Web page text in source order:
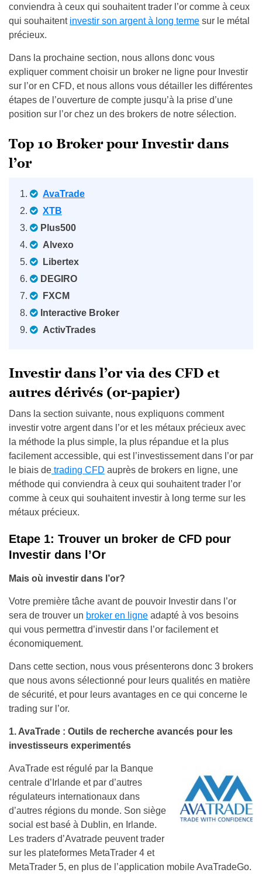
conviendra à ceux qui souhaitent trader l’or comme à ceux
qui souhaitent investir son argent à long terme sur le métal
précieux.
Dans la prochaine section, nous allons donc vous
expliquer comment choisir un broker ne ligne pour Investir
sur l’or en CFD, et nous allons vous détailler les différentes
étapes de l’ouverture de compte jusqu’à la prise d’une
position sur l’or chez un des brokers de notre sélection.
Top 10 Broker pour Investir dans
l’or
AvaTrade
XTB
Plus500
Alvexo
Libertex
DEGIRO
FXCM
Interactive Broker
ActivTrades
Investir dans l’or via des CFD et
autres dérivés (or-papier)
Dans la section suivante, nous expliquons comment
investir votre argent dans l’or et les métaux précieux avec
la méthode la plus simple, la plus répandue et la plus
facilement accessible, qui est l’investissement dans l’or par
le biais de trading CFD auprès de brokers en ligne, une
méthode qui conviendra à ceux qui souhaitent trader l’or
comme à ceux qui souhaitent investir à long terme sur les
métaux précieux.
Etape 1: Trouver un broker de CFD pour
Investir dans l’Or
Mais où investir dans l’or?
Votre première tâche avant de pouvoir Investir dans l’or
sera de trouver un broker en ligne adapté à vos besoins
qui vous permettra d’investir dans l’or facilement et
économiquement.
Dans cette section, nous vous présenterons donc 3 brokers
que nous avons sélectionné pour leurs qualités en matière
de sécurité, et pour leurs avantages en ce qui concerne le
trading sur l’or.
1. AvaTrade : Outils de recherche avancés pour les
investisseurs experimentés
AvaTrade est régulé par la Banque
centrale d’Irlande et par d’autres
régulateurs internationaux dans
d’autres régions du monde. Son siège
social est basé à Dublin, en Irlande.
Les traders d’Avatrade peuvent trader
sur les plateformes MetaTrader 4 et
MetaTrader 5, en plus de l’application mobile AvaTradeGo.